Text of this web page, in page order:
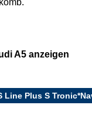
A5 anzeigen
Line Plus S